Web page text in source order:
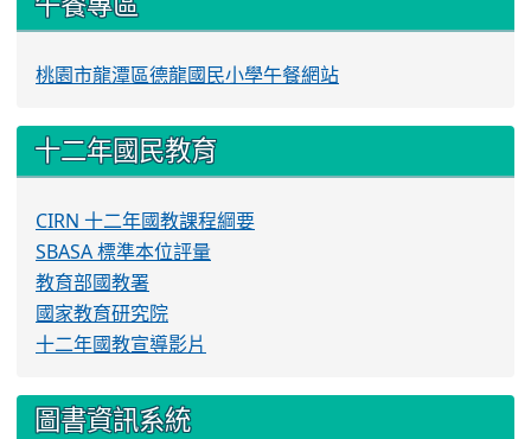
桃園市龍潭區德龍國民小學午餐網站
十二年國民教育
CIRN 十二年國教課程綱要
SBASA 標準本位評量
教育部國教署
國家教育研究院
十二年國教宣導影片
圖書資訊系統